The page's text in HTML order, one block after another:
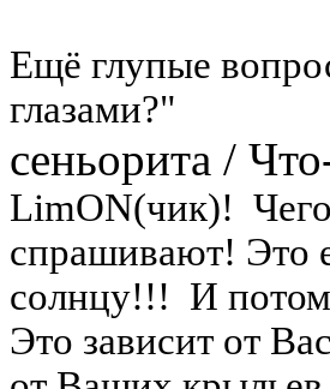
Ещё глупые
глазами?"
сеньорита /
LimON(чик)!
спрашивают! Это
солнцу!!! И
Это зависит от